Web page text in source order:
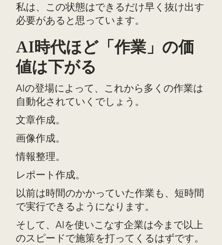
私は、この状態はできるだけ早く抜け出す
必要があると思っています。
AI時代ほど「作業」の価
値は下がる
AIの登場によって、これから多くの作業は
自動化されていくでしょう。
文章作成。
画像作成。
情報整理。
レポート作成。
以前は時間のかかっていた作業も、短時間
で実行できるようになります。
そして、AIを使いこなす企業は今まで以上
のスピードで施策を打ってくるはずです。